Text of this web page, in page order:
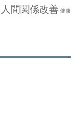
人間関係改善 健康